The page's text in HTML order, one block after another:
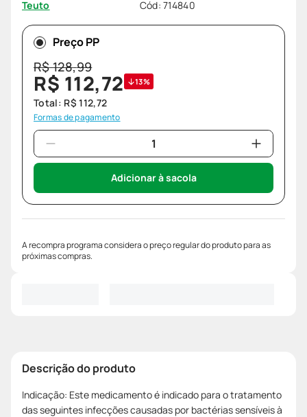
Teuto
Cód:714840
Preço PP
R$128,99
R$ 112,72 13%
Total: R$ 112,72
Formas de pagamento
Adicionar à sacola
A recompra programa considera o preço regular do produto para as
próximas compras.
Descrição do produto
Indicação: Este medicamento é indicado para o tratamento
das seguintes infecções causadas por bactérias sensíveis à